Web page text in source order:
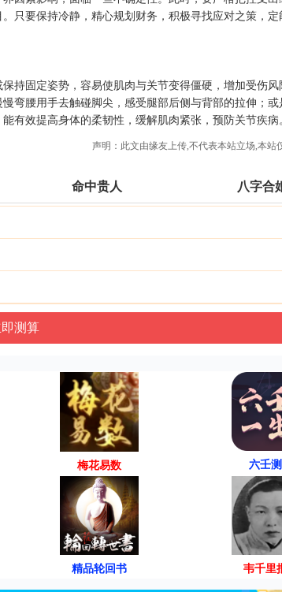
只要保持冷静，精心规划财务，积极寻找应对之策，
持固定姿势，容易使肌肉与关节变得僵硬，增加受伤风
弯腰用手去触碰脚尖，感受腿部后侧与背部的拉伸；或
有效提高身体的柔韧性，缓解肌肉紧张，预防关节疾病
声明：此文由缘友 上传,不代表本站立场,本站
命中贵人 八字合
梅花易数 六壬
精品轮回书 韦千里